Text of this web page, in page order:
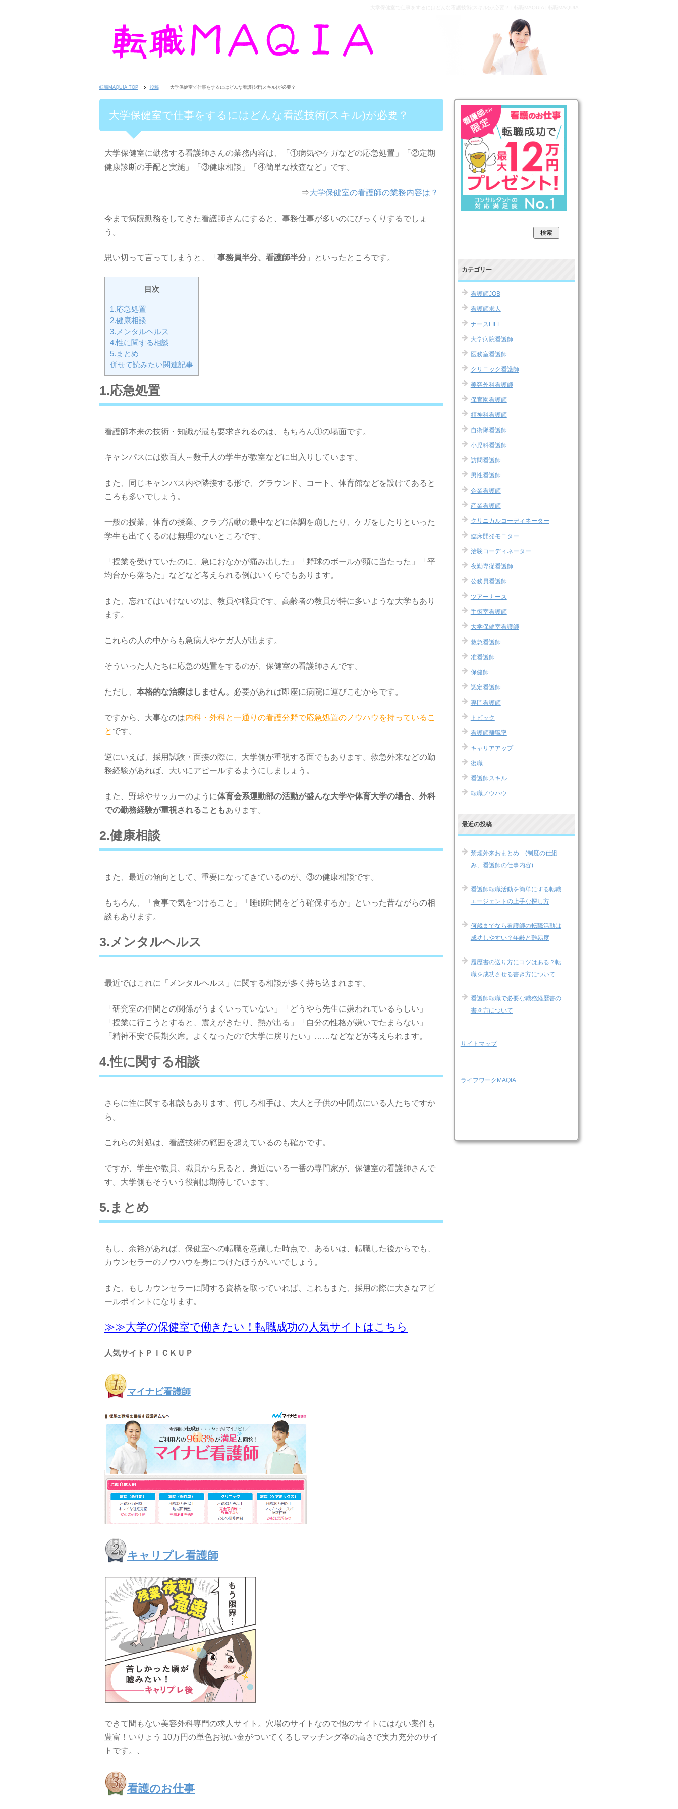
転職MAQUIA TOP 投稿 大学保健室で仕事をするにはどんな看護技術(スキル)が必要？
大学保健室で仕事をするにはどんな看護技術(スキル)が必要？
大学保健室に勤務する看護師さんの業務内容は、「①病気やケガなどの応急処置」「②定期
健康診断の手配と実施」「③健康相談」「④簡単な検査など」です。
⇒大学保健室の看護師の業務内容は？
今まで病院勤務をしてきた看護師さんにすると、事務仕事が多いのにびっくりするでしょ
う。
思い切って言ってしまうと、「 事務員半分、看護師半分 」といったところです。
目次
1.応急処置
2.健康相談
3.メンタルヘルス
4.性に関する相談
5.まとめ
併せて読みたい関連記事
1.応急処置
看護師本来の技術・知識が最も要求されるのは、もちろん①の場面です。
キャンパスには数百人～数千人の学生が教室などに出入りしています。
また、同じキャンパス内や隣接する形で、グラウンド、コート、体育館などを設けてあると
ころも多いでしょう。
一般の授業、体育の授業、クラブ活動の最中などに体調を崩したり、ケガをしたりといった
学生も出てくるのは無理のないところです。
「授業を受けていたのに、急におなかが痛み出した」「野球のボールが頭に当たった」「平
均台から落ちた」などなど考えられる例はいくらでもあります。
また、忘れてはいけないのは、教員や職員です。高齢者の教員が特に多いような大学もあり
ます。
これらの人の中からも急病人やケガ人が出ます。
そういった人たちに応急の処置をするのが、保健室の看護師さんです。
ただし、 本格的な治療はしません。 必要があれば即座に病院に運びこむからです。
ですから、大事なのは内科・外科と一通りの看護分野で応急処置のノウハウを持っているこ
と です。
逆にいえば、採用試験・面接の際に、大学側が重視する面でもあります。救急外来などの勤
務経験があれば、大いにアピールするようにしましょう。
また、野球やサッカーのように体育会系運動部の活動が盛んな大学や体育大学の場合、外科
での勤務経験が重視されることもあります。
2.健康相談
また、最近の傾向として、重要になってきているのが、③の健康相談です。
もちろん、「食事で気をつけること」「睡眠時間をどう確保するか」といった昔ながらの相
談もあります。
3.メンタルヘルス
最近ではこれに「メンタルヘルス」に関する相談が多く持ち込まれます。
「研究室の仲間との関係がうまくいっていない」「どうやら先生に嫌われているらしい」
「授業に行こうとすると、震えがきたり、熱が出る」「自分の性格が嫌いでたまらない」
「精神不安で長期欠席。よくなったので大学に戻りたい」……などなどが考えられます。
4.性に関する相談
さらに性に関する相談もあります。何しろ相手は、大人と子供の中間点にいる人たちですか
ら。
これらの対処は、看護技術の範囲を超えているのも確かです。
ですが、学生や教員、職員から見ると、身近にいる一番の専門家が、保健室の看護師さんで
す。大学側もそういう役割は期待しています。
5.まとめ
もし、余裕があれば、保健室への転職を意識した時点で、あるいは、転職した後からでも、
カウンセラーのノウハウを身につけたほうがいいでしょう。
また、もしカウンセラーに関する資格を取っていれば、これもまた、採用の際に大きなアピ
ールポイントになります。
≫≫大学の保健室で働きたい！転職成功の人気サイトはこちら
人気サイトＰＩＣＫＵＰ
マイナビ看護師
キャリプレ看護師
できて間もない美容外科専門の求人サイト。穴場のサイトなので他のサイトにはない案件も
豊富！いりょう 10万円の単色お祝い金がついてくるしマッチング率の高さで実力充分のサイ
トです。、
看護のお仕事
カテゴリー
看護師JOB
看護師求人
ナースLIFE
大学病院看護師
医務室看護師
クリニック看護師
美容外科看護師
保育園看護師
精神科看護師
自衛隊看護師
小児科看護師
訪問看護師
男性看護師
企業看護師
産業看護師
クリニカルコーディネーター
臨床開発モニター
治験コーディネーター
夜勤専従看護師
公務員看護師
ツアーナース
手術室看護師
大学保健室看護師
救急看護師
准看護師
保健師
認定看護師
専門看護師
トピック
看護師離職率
キャリアアップ
復職
看護師スキル
転職ノウハウ
最近の投稿
禁煙外来おまとめ (制度の仕組
み、看護師の仕事内容)
看護師転職活動を簡単にする転職
エージェントの上手な探し方
何歳までなら看護師の転職活動は
成功しやすい？年齢と難易度
履歴書の送り方にコツはある？転
職を成功させる書き方について
看護師転職で必要な職務経歴書の
書き方について
サイトマップ
ライフワークMAQIA